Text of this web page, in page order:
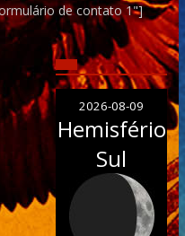
de contato 1"]
2026-08-09
Hemisfério
Sul